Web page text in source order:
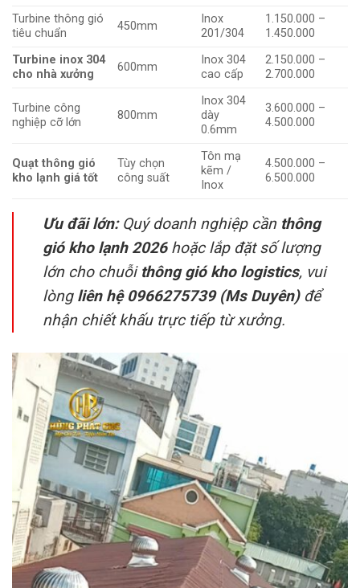
Turbine thông gió
tiêu chuẩn
450mm
Inox
201/304
1.150.000 –
1.450.000
Turbine inox 304
cho nhà xưởng
600mm
Inox 304
cao cấp
2.150.000 –
2.700.000
Turbine công
nghiệp cỡ lớn
800mm
Inox 304
dày
0.6mm
3.600.000 –
4.500.000
Quạt thông gió
kho lạnh giá tốt
Tùy chọn
công suất
Tôn mạ
kẽm /
Inox
4.500.000 –
6.500.000
Ưu đãi lớn:Quý doanh nghiệp cần thông
gió kho lạnh 2026hoặc lắp đặt số lượng
lớn cho chuỗi thông gió kho logistics, vui
lòng liên hệ 0966275739 (Ms Duyên)để
nhận chiết khấu trực tiếp từ xưởng.